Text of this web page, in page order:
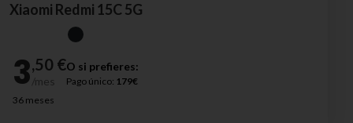
Xiaomi Redmi 15C 5G
36 meses
O si prefieres:
Pago único: 179€